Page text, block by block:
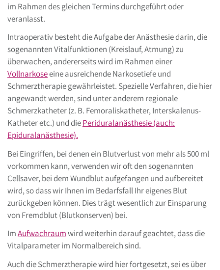
im Rahmen des gleichen Termins durchgeführt oder
veranlasst.
Intraoperativ besteht die Aufgabe der Anästhesie darin, die
sogenannten Vitalfunktionen (Kreislauf, Atmung) zu
überwachen, andererseits wird im Rahmen einer
Vollnarkoseeine ausreichende Narkosetiefe und
Schmerztherapie gewährleistet. Spezielle Verfahren, die hier
angewandt werden, sind unter anderem regionale
Schmerzkatheter (z. B. Femoraliskatheter, Interskalenus-
Katheter etc.) und diePeriduralanästhesie (auch:
Epiduralanästhesie).
Bei Eingriffen, bei denen ein Blutverlust von mehr als 500 ml
vorkommen kann, verwenden wir oft den sogenannten
Cellsaver, bei dem Wundblut aufgefangen und aufbereitet
wird, so dass wir Ihnen im Bedarfsfall Ihr eigenes Blut
zurückgeben können. Dies trägt wesentlich zur Einsparung
von Fremdblut (Blutkonserven) bei.
ImAufwachraumwird weiterhin darauf geachtet, dass die
Vitalparameter im Normalbereich sind.
Auch die Schmerztherapie wird hier fortgesetzt, sei es über